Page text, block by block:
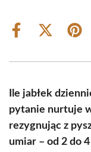
Share
Share
(Twitter)
Ile jabłek
pytanie nurtuje
rezygnując z
umiar – od 2 do